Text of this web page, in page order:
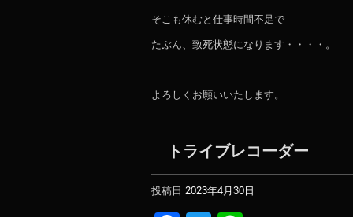
そこも休むと仕事時間不足で
たぶん、致死状態になります・・・・。
よろしくお願いいたします。
トライブレコーダー
投稿日 2023年4月30日